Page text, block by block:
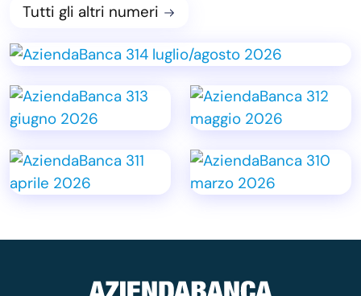
Tutti gli altri numeri